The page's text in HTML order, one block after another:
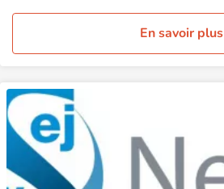
En savoir plus